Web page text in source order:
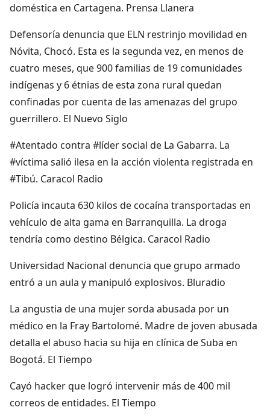
doméstica en Cartagena. Prensa Llanera
Defensoría denuncia que ELN restrinjo movilidad en
Nóvita, Chocó. Esta es la segunda vez, en menos de
cuatro meses, que 900 familias de 19 comunidades
indígenas y 6 étnias de esta zona rural quedan
confinadas por cuenta de las amenazas del grupo
guerrillero. El Nuevo Siglo
#Atentado contra #líder social de La Gabarra. La
#víctima salió ilesa en la acción violenta registrada en
#Tibú. Caracol Radio
Policía incauta 630 kilos de cocaína transportadas en
vehículo de alta gama en Barranquilla. La droga
tendría como destino Bélgica. Caracol Radio
Universidad Nacional denuncia que grupo armado
entró a un aula y manipuló explosivos. Bluradio
La angustia de una mujer sorda abusada por un
médico en la Fray Bartolomé. Madre de joven abusada
detalla el abuso hacia su hija en clínica de Suba en
Bogotá. El Tiempo
Cayó hacker que logró intervenir más de 400 mil
correos de entidades. El Tiempo